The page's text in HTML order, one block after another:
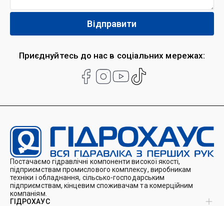
Приєднуйтесь до нас в соціальних мережах:
Постачаємо гідравлічні компоненти високої якості,
підприємствам промислового комплексу, виробникам
техніки і обладнання, сільсько-господарським
підприємствам, кінцевим споживачам та комерційним
компаніям.
ГІДРОХАУС